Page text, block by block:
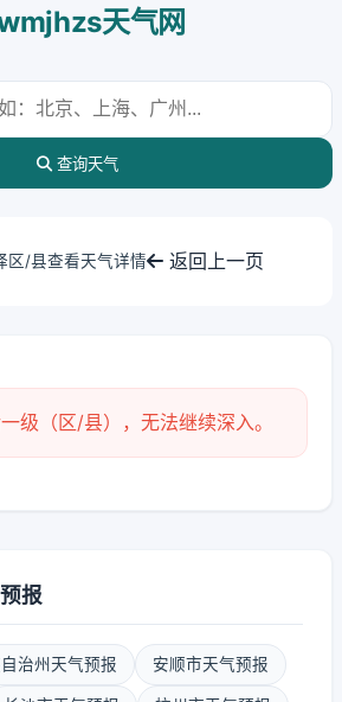
天气网
查询天气
区/县查看天气详情 返回上一页
级（区/县），无法继续深入。
报
治州天气预报 安顺市天气预报